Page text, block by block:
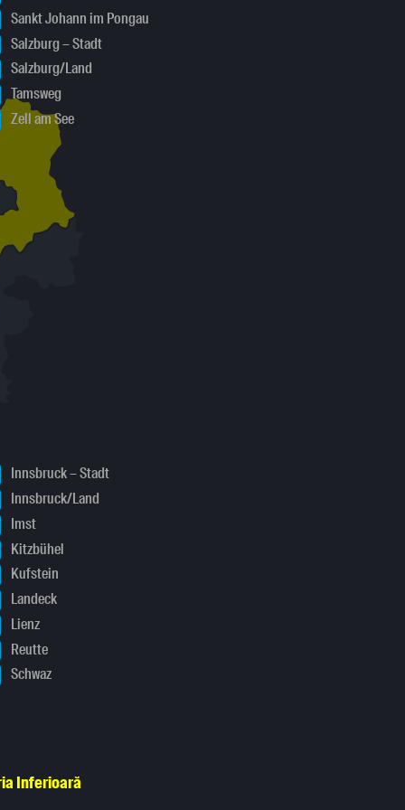
Sankt Johann im Pongau
Salzburg – Stadt
Salzburg/Land
Tamsweg
Zell am See
Innsbruck – Stadt
Innsbruck/Land
Imst
Kitzbühel
Kufstein
Landeck
Lienz
Reutte
Schwaz
Inferioară